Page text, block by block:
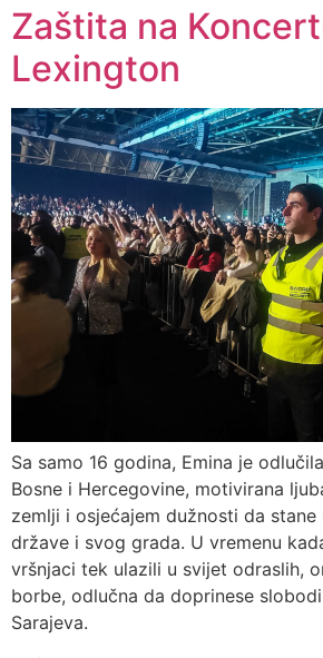
Zaštita na
Lexington
Sa samo 16 godina, Emina je
Bosne i Hercegovine, motivirana
zemlji i osjećajem dužnosti da
države i svog grada. U vremenu
vršnjaci tek ulazili u svijet odraslih,
borbe, odlučna da doprinese
Sarajeva.